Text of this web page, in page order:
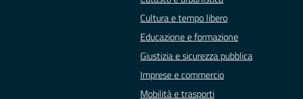
Cultura e tempo libero
Educazione e formazione
Giustizia e sicurezza pubblica
Imprese e commercio
Mobilità e trasporti